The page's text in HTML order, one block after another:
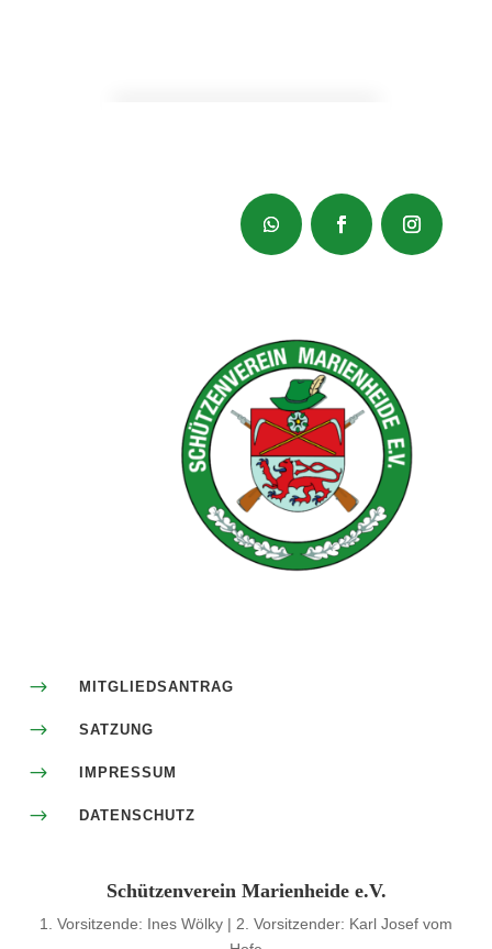
$ MITGLIEDSANTRAG
$ SATZUNG
$ IMPRESSUM
$ DATENSCHUTZ
Schützenverein Marienheide e.V.
1. Vorsitzende: Ines Wölky | 2. Vorsitzender: Karl Josef vom